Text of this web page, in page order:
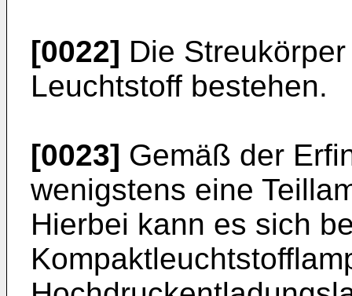
[0022] Die
Leuchtstoff bestehen.
[0023] Gemäß der
wenigstens eine
Hierbei kann es sich